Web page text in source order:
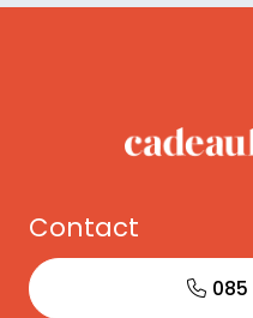
Contact
085